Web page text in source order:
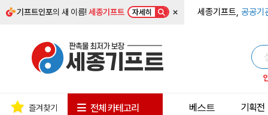
기프트인포의 새 이름!세종기프트 자세히 × 세종기프트, 공공기
즐겨찾기 전체 카테고리
베스트
기획전